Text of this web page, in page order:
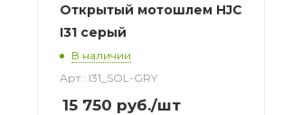
Открытый мотошлем HJC
I31 серый
В наличии
Арт.: I31_SOL-GRY
15 750 руб./шт